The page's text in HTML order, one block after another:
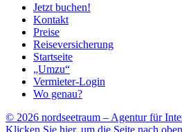
Jetzt buchen!
Kontakt
Preise
Reiseversicherung
Startseite
„Umzu“
Vermieter-Login
Wo genau?
© 2026 nordseetraum – Agentur für
Klicken Sie hier, um die Seite nach